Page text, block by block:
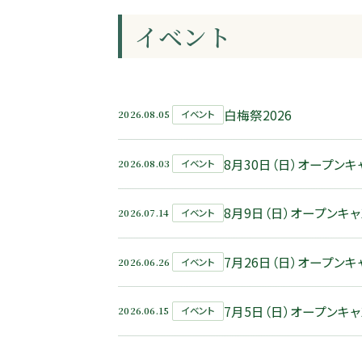
イベント
2026.08.05 イベント 白梅祭2026
2026.08.03 イベント 8月30日（日）オープン
2026.07.14 イベント 8月9日（日）オープンキ
2026.06.26 イベント 7月26日（日）オープン
2026.06.15 イベント 7月5日（日）オープンキ